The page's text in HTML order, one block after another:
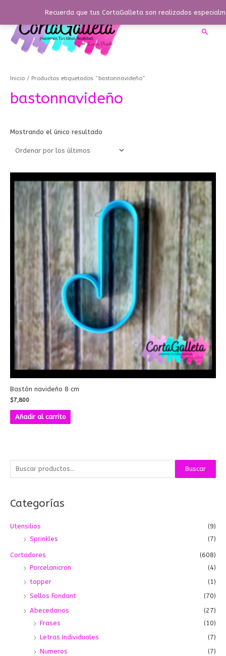
Recuerda que tus CortaGalleta son realizados
contenido
u
c
r
o
Buscar
Categorías
Utensilios
(9)
Sprinkles
(7)
Cortadores
(608)
Porcelanicron
(4)
topper
(1)
Sellos Fondant
(70)
Abecedarios
(27)
Frases
(10)
Letras Individuales
(7)
Numeros
(7)
Inicio / Productos etiquetados “bastonnavideño”
bastonnavideño
Mostrando el único resultado
Bastón navideño 8 cm
$7,800
Añadir al carrito